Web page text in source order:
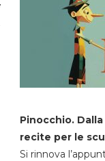
Pinocchio.
recite per le
Si rinnova